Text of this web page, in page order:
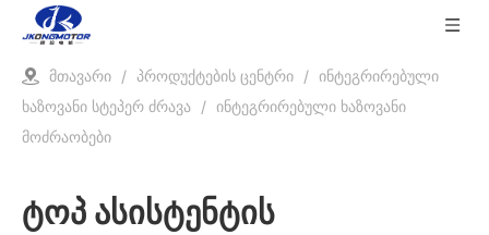
მთავარი / პროდუქტების ცენტრი / ინტეგრირებული
ხაზოვანი სტეპერ ძრავა / ინტეგრირებული ხაზოვანი
მოძრაობები
ტოპ ასისტენტის